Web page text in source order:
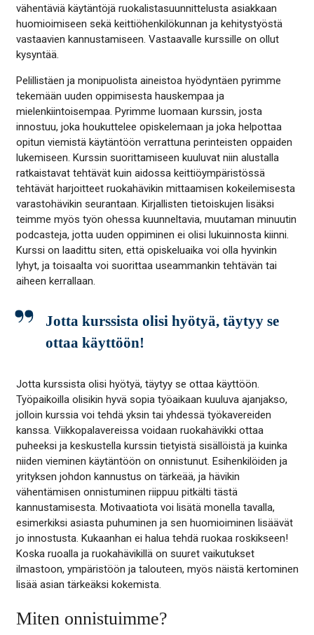
vähentäviä käytäntöjä ruokalistasuunnittelusta asiakkaan
huomioimiseen sekä keittiöhenkilökunnan ja kehitystyöstä
vastaavien kannustamiseen. Vastaavalle kurssille on ollut
kysyntää.
Pelillistäen ja monipuolista aineistoa hyödyntäen pyrimme
tekemään uuden oppimisesta hauskempaa ja
mielenkiintoisempaa. Pyrimme luomaan kurssin, josta
innostuu, joka houkuttelee opiskelemaan ja joka helpottaa
opitun viemistä käytäntöön verrattuna perinteisten oppaiden
lukemiseen. Kurssin suorittamiseen kuuluvat niin alustalla
ratkaistavat tehtävät kuin aidossa keittiöympäristössä
tehtävät harjoitteet ruokahävikin mittaamisen kokeilemisesta
varastohävikin seurantaan. Kirjallisten tietoiskujen lisäksi
teimme myös työn ohessa kuunneltavia, muutaman minuutin
podcasteja, jotta uuden oppiminen ei olisi lukuinnosta kiinni.
Kurssi on laadittu siten, että opiskeluaika voi olla hyvinkin
lyhyt, ja toisaalta voi suorittaa useammankin tehtävän tai
aiheen kerrallaan.
Jotta kurssista olisi hyötyä, täytyy se
ottaa käyttöön!
Jotta kurssista olisi hyötyä, täytyy se ottaa käyttöön.
Työpaikoilla olisikin hyvä sopia työaikaan kuuluva ajanjakso,
jolloin kurssia voi tehdä yksin tai yhdessä työkavereiden
kanssa. Viikkopalavereissa voidaan ruokahävikki ottaa
puheeksi ja keskustella kurssin tietyistä sisällöistä ja kuinka
niiden vieminen käytäntöön on onnistunut. Esihenkilöiden ja
yrityksen johdon kannustus on tärkeää, ja hävikin
vähentämisen onnistuminen riippuu pitkälti tästä
kannustamisesta. Motivaatiota voi lisätä monella tavalla,
esimerkiksi asiasta puhuminen ja sen huomioiminen lisäävät
jo innostusta. Kukaanhan ei halua tehdä ruokaa roskikseen!
Koska ruoalla ja ruokahävikillä on suuret vaikutukset
ilmastoon, ympäristöön ja talouteen, myös näistä kertominen
lisää asian tärkeäksi kokemista.
Miten onnistuimme?